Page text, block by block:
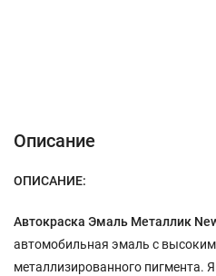
Описание
ОПИСАНИЕ:
Автокраска Эмаль Металлик
автомобильная эмаль с
металлизированного пигмента.